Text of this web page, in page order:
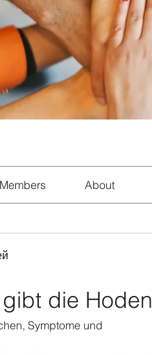
Members About
die Hoden
Symptome und